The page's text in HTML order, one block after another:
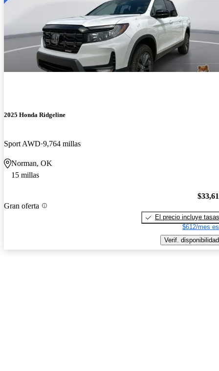
2025 Honda Ridgeline
Sport AWD 9,764 millas
Norman, OK
15 millas
Gran oferta
El precio incluye tasas
$612/mes
Verif. disponibilidad